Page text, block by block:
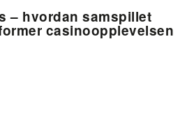
– hvordan samspillet
casinoopplevelsen